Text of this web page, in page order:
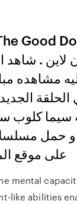
1 اون لاين .
مشاهده
الحلقة
كلوب
حمل
على موقع
mental
like abilities